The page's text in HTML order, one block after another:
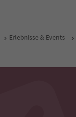
Erlebnisse & Events